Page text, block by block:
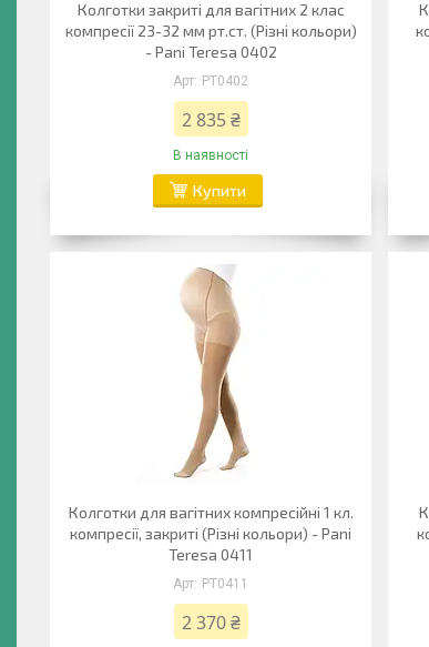
Колготки закриті для вагітних 2 клас
компресії 23-32 мм рт.ст. (Різні кольори)
- Pani Teresa 0402
PT0402
2 835 ₴
В наявності
Купити
Колготки для вагітних компресійні 1 кл.
компресії, закриті (Різні кольори) - Pani
Teresa 0411
PT0411
2 370 ₴